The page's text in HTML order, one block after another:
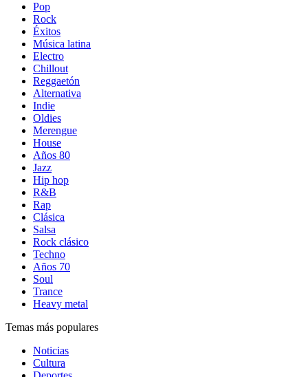
Pop
Rock
Éxitos
Música latina
Electro
Chillout
Reggaetón
Alternativa
Indie
Oldies
Merengue
House
Años 80
Jazz
Hip hop
R&B
Rap
Clásica
Salsa
Rock clásico
Techno
Años 70
Soul
Trance
Heavy metal
Temas más populares
Noticias
Cultura